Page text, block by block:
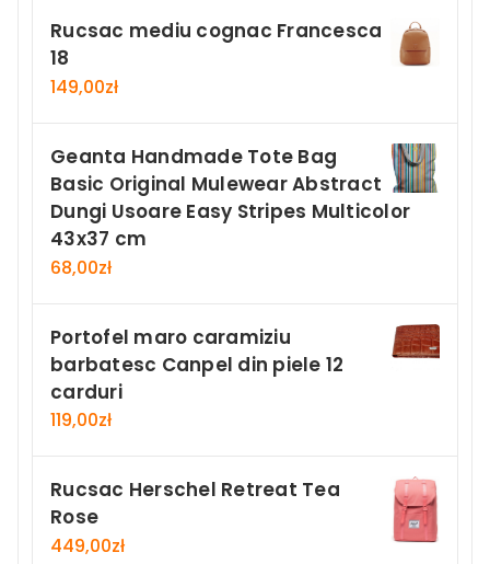
Rucsac mediu cognac Francesca
18
149,00zł
Geanta Handmade Tote Bag
Basic Original Mulewear Abstract
Dungi Usoare Easy Stripes Multicolor
43x37 cm
68,00zł
Portofel maro caramiziu
barbatesc Canpel din piele 12
carduri
119,00zł
Rucsac Herschel Retreat Tea
Rose
449,00zł